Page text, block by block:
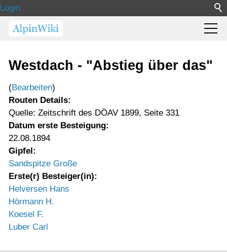
Login
Westdach - "Abstieg über das"
(Bearbeiten)
Routen Details:
Quelle: Zeitschrift des DÖAV 1899, Seite 331
Datum erste Besteigung:
22.08.1894
Gipfel:
Sandspitze Große
Erste(r) Besteiger(in):
Helversen Hans
Hörmann H.
Koesel F.
Luber Carl